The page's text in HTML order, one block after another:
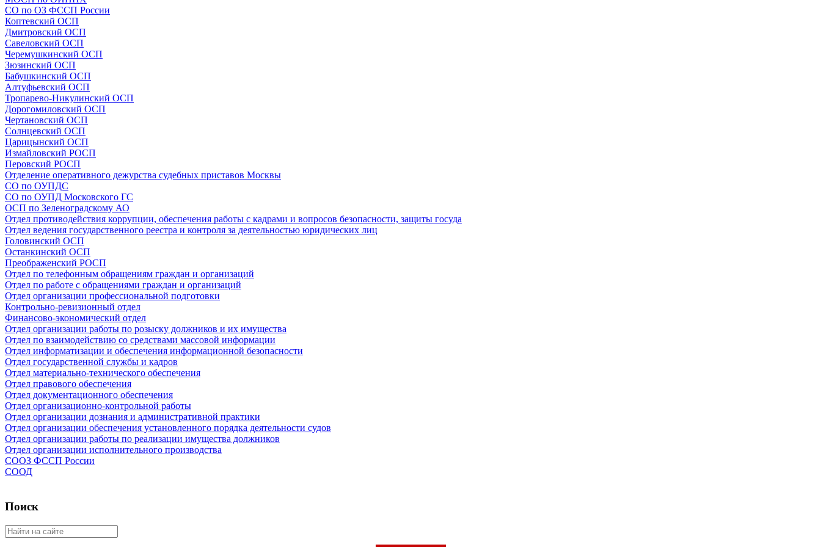
СО по ОЗ ФССП России
Коптевский ОСП
Дмитровский ОСП
Савеловский ОСП
Черемушкинский ОСП
Зюзинский ОСП
Бабушкинский ОСП
Алтуфьевский ОСП
Тропарево-Никулинский ОСП
Дорогомиловский ОСП
Чертановский ОСП
Солнцевский ОСП
Царицынский ОСП
Измайловский РОСП
Перовский РОСП
Отделение оперативного дежурства судебных приставов Москвы
СО по ОУПДС
СО по ОУПД Московского ГС
ОСП по Зеленоградскому АО
Отдел противодействия коррупции, обеспечения работы с кадрами и вопросов безопасности, защиты госуда
Отдел ведения государственного реестра и контроля за деятельностью юридических лиц
Головинский ОСП
Останкинский ОСП
Преображенский РОСП
Отдел по телефонным обращениям граждан и организаций
Отдел по работе с обращениями граждан и организаций
Отдел организации профессиональной подготовки
Контрольно-ревизионный отдел
Финансово-экономический отдел
Отдел организации работы по розыску должников и их имущества
Отдел по взаимодействию со средствами массовой информации
Отдел информатизации и обеспечения информационной безопасности
Отдел государственной службы и кадров
Отдел материально-технического обеспечения
Отдел правового обеспечения
Отдел документационного обеспечения
Отдел организационно-контрольной работы
Отдел организации дознания и административной практики
Отдел организации обеспечения установленного порядка деятельности судов
Отдел организации работы по реализации имущества должников
Отдел организации исполнительного производства
СООЗ ФССП России
СООД
Поиск